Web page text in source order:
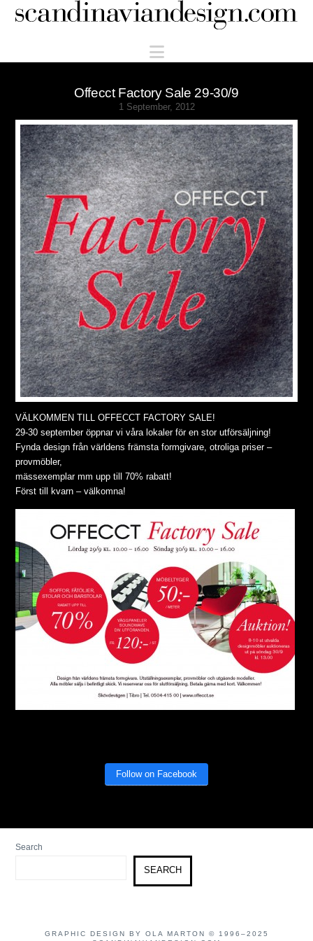
Scandinaviandesign.com
Navigation
Offecct Factory Sale 29-30/9
1 September, 2012
VÄLKOMMEN TILL OFFECCT FACTORY SALE!
29-30 september öppnar vi våra lokaler för en stor utförsäljning!
Fynda design från världens främsta formgivare, otroliga priser –
provmöbler,
mässexemplar mm upp till 70% rabatt!
Först till kvarn – välkomna!
Follow on Facebook
Search
SEARCH
GRAPHIC DESIGN BY OLA MARTON © 1996–2025